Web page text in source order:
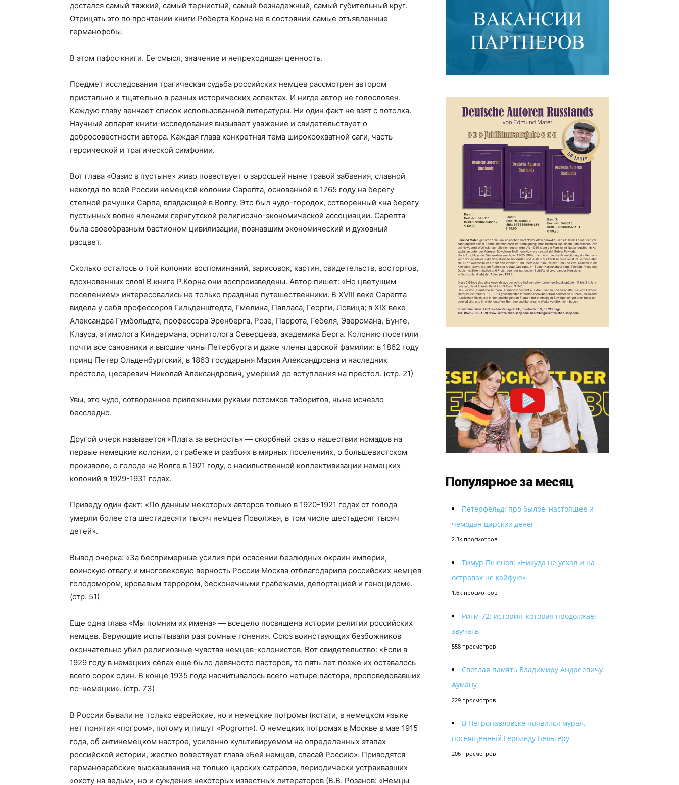
достался самый тяжкий, самый тернистый, самый безнадежный, самый губительный круг.
Отрицать это по прочтении книги Роберта Корна не в состоянии самые отъявленные
германофобы.
В этом пафос книги. Ее смысл, значение и непреходящая ценность.
Предмет исследования трагическая судьба российских немцев рассмотрен автором
пристально и тщательно в разных исторических аспектах. И нигде автор не голословен.
Каждую главу венчает список использованной литературы. Ни один факт не взят с потолка.
Научный аппарат книги-исследования вызывает уважение и свидетельствует о
добросовестности автора. Каждая глава конкретная тема широкоохватной саги, часть
героической и трагической симфонии.
Вот глава «Оазис в пустыне» живо повествует о заросшей ныне травой забвения, славной
некогда по всей России немецкой колонии Сарепта, основанной в 1765 году на берегу
степной речушки Сарпа, впадающей в Волгу. Это был чудо-городок, сотворенный «на берегу
пустынных волн» членами гернгутской религиозно-экономической ассоциации. Сарепта
была своеобразным бастионом цивилизации, познавшим экономический и духовный
расцвет.
Сколько осталось о той колонии воспоминаний, зарисовок, картин, свидетельств, восторгов,
вдохновенных слов! В книге Р.Корна они воспроизведены. Автор пишет: «Но цветущим
поселением» интересовались не только праздные путешественники. В XVIII веке Сарепта
видела у себя профессоров Гильденштедта, Гмелина, Палласа, Георги, Ловица; в XIX веке
Александра Гумбольдта, профессора Эренберга, Розе, Паррота, Гебеля, Эверсмана, Бунге,
Клауса, этимолога Киндермана, орнитолога Северцева, академика Берга. Колонию посетили
почти все сановники и высшие чины Петербурга и даже члены царской фамилии: в 1862 году
принц Петер Ольденбургский, в 1863 государыня Мария Александровна и наследник
престола, цесаревич Николай Александрович, умерший до вступления на престол. (стр. 21)
Увы, это чудо, сотворенное прилежными руками потомков таборитов, ныне исчезло
бесследно.
Другой очерк называется «Плата за верность» — скорбный сказ о нашествии номадов на
первые немецкие колонии, о грабеже и разбоях в мирных поселениях, о большевистском
произволе, о голоде на Волге в 1921 году, о насильственной коллективизации немецких
колоний в 1929-1931 годах.
Приведу один факт: «По данным некоторых авторов только в 1920-1921 годах от голода
умерли более ста шестидесяти тысяч немцев Поволжья, в том числе шестьдесят тысяч
детей».
Вывод очерка: «За беспримерные усилия при освоении безлюдных окраин империи,
воинскую отвагу и многовековую верность России Москва отблагодарила российских немцев
голодомором, кровавым террором, бесконечными грабежами, депортацией и геноцидом».
(стр. 51)
Еще одна глава «Мы помним их имена» — всецело посвящена истории религии российских
немцев. Верующие испытывали разгромные гонения. Союз воинствующих безбожников
окончательно убил религиозные чувства немцев-колонистов. Вот свидетельство: «Если в
1929 году в немецких сёлах еще было девяносто пасторов, то пять лет позже их оставалось
всего сорок один. В конце 1935 года насчитывалось всего четыре пастора, проповедовавших
по-немецки». (стр. 73)
В России бывали не только еврейские, но и немецкие погромы (кстати, в немецком языке
нет понятия «погром», потому и пишут «Pogrom»). О немецких погромах в Москве в мае 1915
года, об антинемецком настрое, усиленно культивируемом на определенных этапах
российской истории, жестко повествует глава «Бей немцев, спасай Россию». Приводятся
германоарабские высказывания не только царских сатрапов, периодически устраивавших
«охоту на ведьм», но и суждения некоторых известных литераторов (В.В. Розанов: «Немцы
Популярное за месяц
Петерфельд: про былое, настоящее и
чемодан царских денег
2.3k просмотров
Тимур Пшенов: «Никуда не уехал и на
островах не кайфую»
1.6k просмотров
Ритм-72: история, которая продолжает
звучать
558 просмотров
Светлая память Владимиру Андреевичу
Ауману
229 просмотров
В Петропавловске появился мурал,
посвящённый Герольду Бельгеру
206 просмотров